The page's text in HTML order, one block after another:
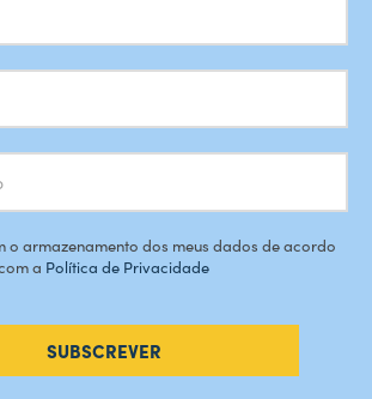
o armazenamento dos meus dados de acordo
a Política de Privacidade
SUBSCREVER